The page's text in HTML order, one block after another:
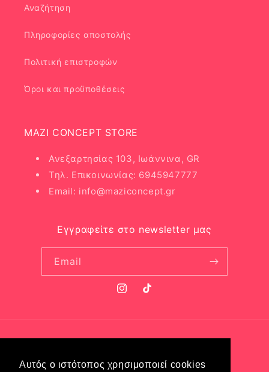
Αυτός ο ιστότοπος χρησιμοποιεί cookies
Αναζήτηση
Πληροφορίες αποστολής
Πολιτική επιστροφών
Όροι και προϋποθέσεις
MAZI CONCEPT STORE
Ανεξαρτησίας 103, Ιωάννινα, GR
Τηλ. Επικοινωνίας: 6945947777
Email: info@maziconcept.gr
Εγγραφείτε στο newsletter μας
Email
InstagramTikTok
Ελληνικά